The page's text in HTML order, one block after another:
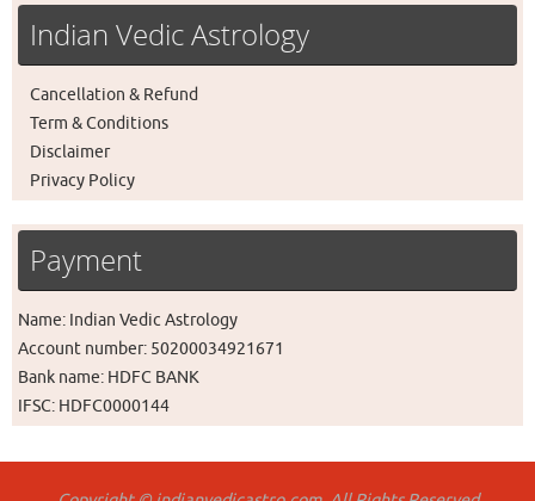
Indian Vedic Astrology
Cancellation & Refund
Term & Conditions
Disclaimer
Privacy Policy
Payment
Name: Indian Vedic Astrology
Account number: 50200034921671
Bank name: HDFC BANK
IFSC: HDFC0000144